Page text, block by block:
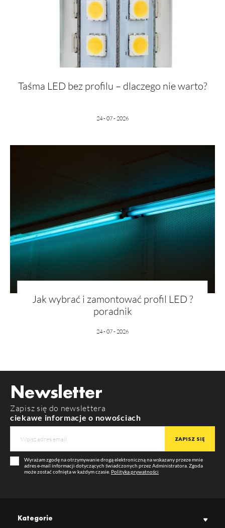
Taśma LED bez profilu – dlaczego nie warto?
24 - 07 - 2026
Jak wybrać i zamontować profil LED ?
poradnik
24 - 07 - 2026
Newsletter
Zapisz się do newslettera
ciekawe informacje o nowościach
Wyrażam zgodę na otrzymywanie drogą elektroniczną na wskazany przeze mnie
adres e-mail informacji dotyczących świadczonych przez Administratora. Zgoda
może zostać cofnięta w każdym czasie. Polityka prywatności
Kategorie